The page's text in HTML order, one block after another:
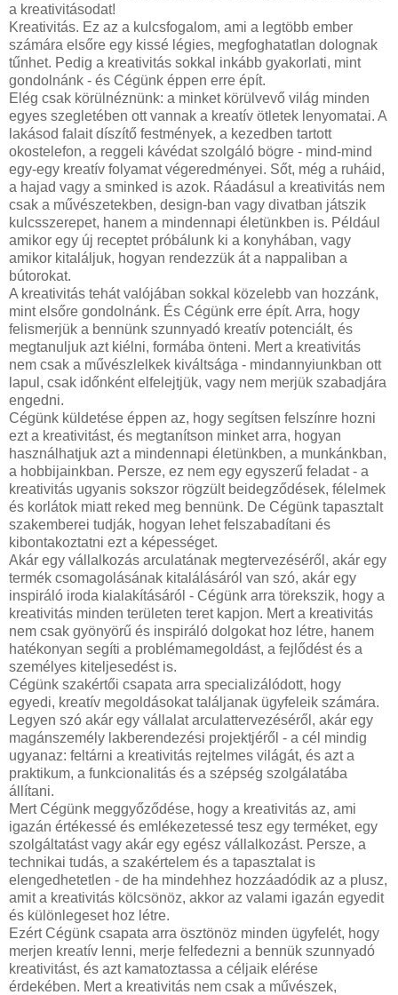
a kreativitásodat!
Kreativitás. Ez az a kulcsfogalom, ami a legtöbb ember
számára elsőre egy kissé légies, megfoghatatlan dolognak
tűnhet. Pedig a kreativitás sokkal inkább gyakorlati, mint
gondolnánk - és Cégünk éppen erre épít.
Elég csak körülnéznünk: a minket körülvevő világ minden
egyes szegletében ott vannak a kreatív ötletek lenyomatai. A
lakásod falait díszítő festmények, a kezedben tartott
okostelefon, a reggeli kávédat szolgáló bögre - mind-mind
egy-egy kreatív folyamat végeredményei. Sőt, még a ruháid,
a hajad vagy a sminked is azok. Ráadásul a kreativitás nem
csak a művészetekben, design-ban vagy divatban játszik
kulcsszerepet, hanem a mindennapi életünkben is. Például
amikor egy új receptet próbálunk ki a konyhában, vagy
amikor kitaláljuk, hogyan rendezzük át a nappaliban a
bútorokat.
A kreativitás tehát valójában sokkal közelebb van hozzánk,
mint elsőre gondolnánk. És Cégünk erre épít. Arra, hogy
felismerjük a bennünk szunnyadó kreatív potenciált, és
megtanuljuk azt kiélni, formába önteni. Mert a kreativitás
nem csak a művészlelkek kiváltsága - mindannyiunkban ott
lapul, csak időnként elfelejtjük, vagy nem merjük szabadjára
engedni.
Cégünk küldetése éppen az, hogy segítsen felszínre hozni
ezt a kreativitást, és megtanítson minket arra, hogyan
használhatjuk azt a mindennapi életünkben, a munkánkban,
a hobbijainkban. Persze, ez nem egy egyszerű feladat - a
kreativitás ugyanis sokszor rögzült beidegződések, félelmek
és korlátok miatt reked meg bennünk. De Cégünk tapasztalt
szakemberei tudják, hogyan lehet felszabadítani és
kibontakoztatni ezt a képességet.
Akár egy vállalkozás arculatának megtervezéséről, akár egy
termék csomagolásának kitalálásáról van szó, akár egy
inspiráló iroda kialakításáról - Cégünk arra törekszik, hogy a
kreativitás minden területen teret kapjon. Mert a kreativitás
nem csak gyönyörű és inspiráló dolgokat hoz létre, hanem
hatékonyan segíti a problémamegoldást, a fejlődést és a
személyes kiteljesedést is.
Cégünk szakértői csapata arra specializálódott, hogy
egyedi, kreatív megoldásokat találjanak ügyfeleik számára.
Legyen szó akár egy vállalat arculattervezéséről, akár egy
magánszemély lakberendezési projektjéről - a cél mindig
ugyanaz: feltárni a kreativitás rejtelmes világát, és azt a
praktikum, a funkcionalitás és a szépség szolgálatába
állítani.
Mert Cégünk meggyőződése, hogy a kreativitás az, ami
igazán értékessé és emlékezetessé tesz egy terméket, egy
szolgáltatást vagy akár egy egész vállalkozást. Persze, a
technikai tudás, a szakértelem és a tapasztalat is
elengedhetetlen - de ha mindehhez hozzáadódik az a plusz,
amit a kreativitás kölcsönöz, akkor az valami igazán egyedit
és különlegeset hoz létre.
Ezért Cégünk csapata arra ösztönöz minden ügyfelét, hogy
merjen kreatív lenni, merje felfedezni a bennük szunnyadó
kreativitást, és azt kamatoztassa a céljaik elérése
érdekében. Mert a kreativitás nem csak a művészek,